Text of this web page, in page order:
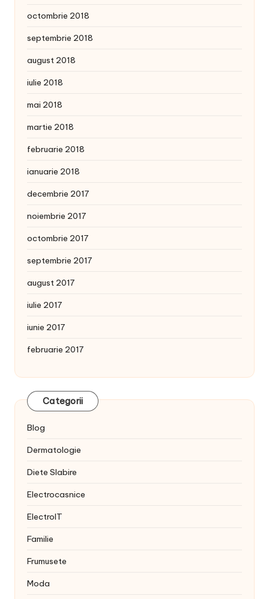
octombrie 2018
septembrie 2018
august 2018
iulie 2018
mai 2018
martie 2018
februarie 2018
ianuarie 2018
decembrie 2017
noiembrie 2017
octombrie 2017
septembrie 2017
august 2017
iulie 2017
iunie 2017
februarie 2017
Categorii
Blog
Dermatologie
Diete Slabire
Electrocasnice
ElectroIT
Familie
Frumusete
Moda